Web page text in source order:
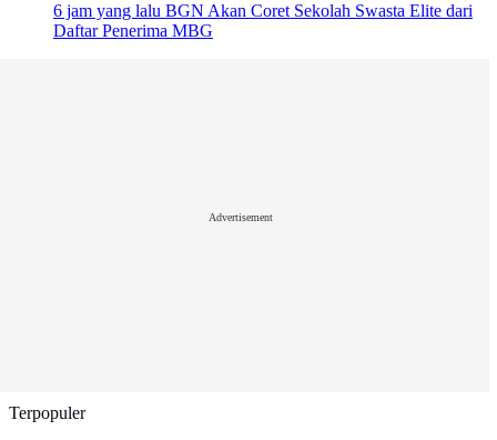
6 jam yang lalu BGN Akan Coret Sekolah Swasta Elite dari
Daftar Penerima MBG
Advertisement
Terpopuler